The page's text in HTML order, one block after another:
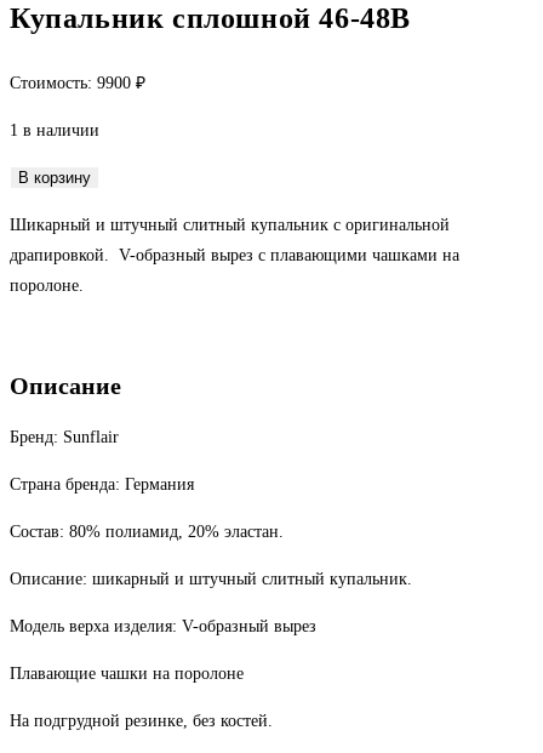
Купальник сплошной 46-48В
Стоимость: 9900 ₽
1 в наличии
Количество
Купальник
сплошной
46-
В корзину
Шикарный и штучный слитный купальник с оригинальной
драпировкой. V-образный вырез с плавающими чашками на
поролоне.
Описание
Бренд: Sunflair
Страна бренда: Германия
Состав: 80% полиамид, 20% эластан.
Описание: шикарный и штучный слитный купальник.
Модель верха изделия: V-образный вырез
Плавающие чашки на поролоне
На подгрудной резинке, без костей.